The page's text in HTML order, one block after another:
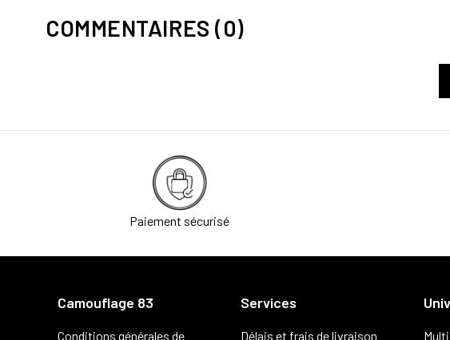
COMMENTAIRES (0)
Paiement sécurisé
Camouflage 83
Conditions générales de
Services
Délais et frais de livraison